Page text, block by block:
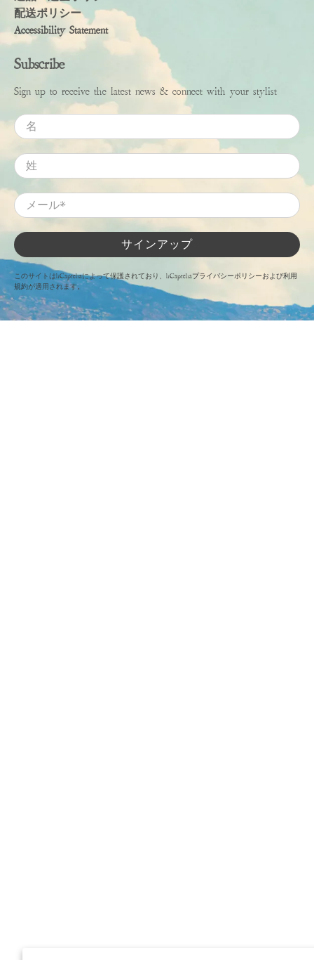
配送ポリシー
Accessibility Statement
Subscribe
Sign up to receive the latest news & connect with your stylist
名
姓
メール *
サインアップ
このサイトはhCaptchaによって保護されており、hCaptchaプライバシーポリシーおよび利用
規約が適用されます。